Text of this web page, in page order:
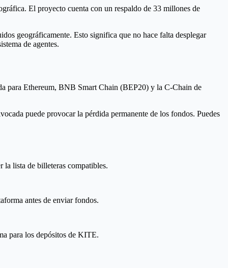
El proyecto cuenta con un respaldo de 33 millones de
geográficamente. Esto significa que no hace falta desplegar
de agentes.
para Ethereum, BNB Smart Chain (BEP20) y la C-Chain de
puede provocar la pérdida permanente de los fondos. Puedes
la lista de billeteras compatibles.
antes de enviar fondos.
para los depósitos de KITE.